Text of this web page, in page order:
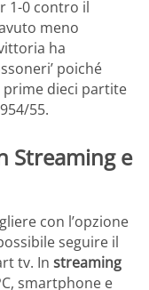
1-0 contro il
meno
ha
poiché
prime dieci partite
55.
Streaming e
con l’opzione
seguire il
tv. In streaming
smartphone e